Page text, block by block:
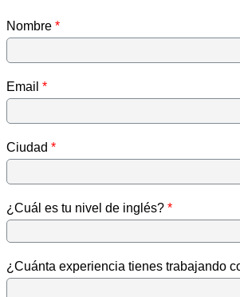
Nombre
Email
Ciudad
¿Cuál es tu nivel de inglés?
¿Cuánta experiencia tienes trabajando